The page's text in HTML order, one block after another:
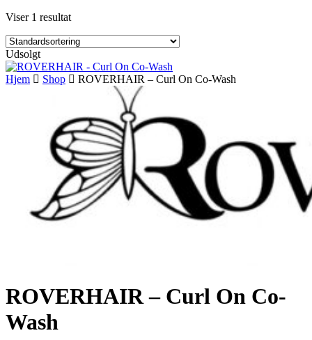
Viser 1 resultat
Udsolgt
Hjem Shop ROVERHAIR – Curl On Co-Wash
ROVERHAIR – Curl On Co-
Wash